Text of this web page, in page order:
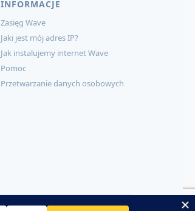
INFORMACJE
Zasięg Wave
Jaki jest mój adres IP?
Jak instalujemy internet Wave
Pomoc
Przetwarzanie danych osobowych